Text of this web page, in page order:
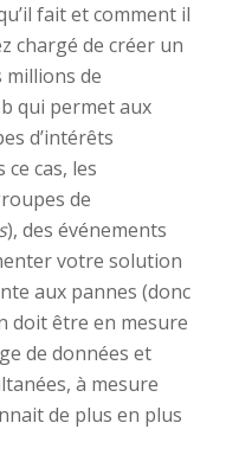
fait et comment il
chargé de créer un
millions de
qui permet aux
d’intérêts
cas, les
de
), des événements
votre solution
aux pannes (donc
doit être en mesure
de données et
à mesure
de plus en plus